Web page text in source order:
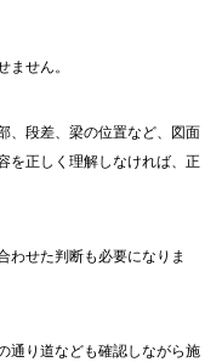
ません。
、段差、梁の位置など、図面
を正しく理解しなければ、正
わせた判断も必要になりま
通り道なども確認しながら施